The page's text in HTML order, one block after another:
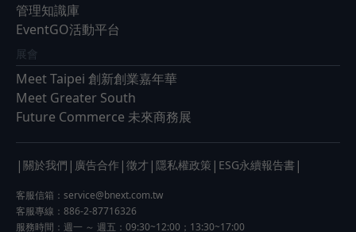
管理知識庫
EventGO活動平台
展會
Meet Taipei 創新創業嘉年華
Meet Greater South
Future Commerce 未來商務展
| 關於我們 | 廣告合作 | 徵才 | 隱私權政策 | ESG永續報告書 |
客服信箱： service@bnext.com.tw
客服專線：886-2-87716326
服務時間：週一 ～ 週五：09:30~12:00；13:30~17:00